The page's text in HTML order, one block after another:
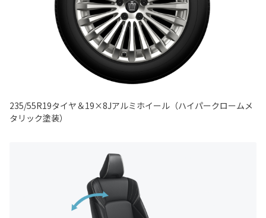
235/55R19タイヤ＆19×8Jアルミホイール（ハイパークロームメ
タリック塗装）